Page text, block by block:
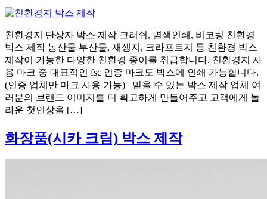
친환경지 단상자 박스 제작 크러쉬, 별색인쇄, 비코팅 친환경
박스 제작 농산물 부산물, 재생지, 크라프트지 등 친환경 박스
제작이 가능한 다양한 친환경 종이를 취급합니다. 친환경지 사
용 마크 중 대표적인 fsc 인증 마크도 박스에 인쇄 가능합니다.
(인증 업체만 마크 사용 가능) 믿을 수 있는 박스 제작 업체 여
러분의 브랜드 이미지를 더 확고하게 만들어주고 고객에게 놀
라운 첫인상을 […]
화장품(시카 크림) 박스 제작